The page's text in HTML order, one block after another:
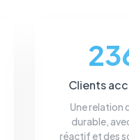
Clients
Une relation
durable,
réactif et des